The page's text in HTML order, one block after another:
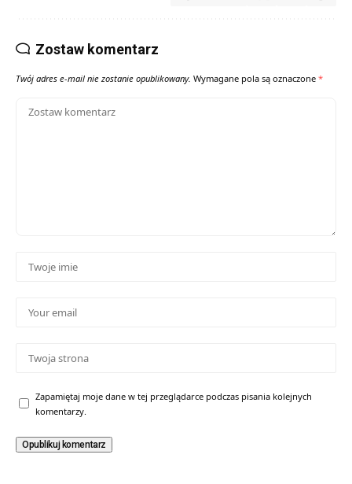
Zostaw komentarz
Twój adres e-mail nie zostanie opublikowany. Wymagane pola są oznaczone *
Zapamiętaj moje dane w tej przeglądarce podczas pisania kolejnych
komentarzy.